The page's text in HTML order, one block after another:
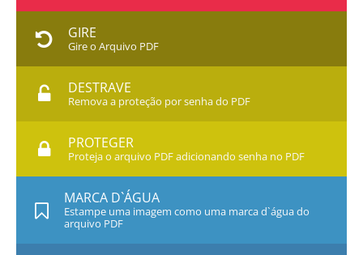
GIRE
Gire o Arquivo PDF
DESTRAVE
Remova a proteção por senha do PDF
PROTEGER
Proteja o arquivo PDF adicionando senha no PDF
MARCA D`ÁGUA
Estampe uma imagem como uma marca d`água do
arquivo PDF